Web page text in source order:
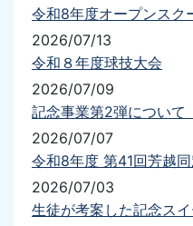
2026/07/13
令和８年度球技大会
2026/07/09
記念事業第2弾について
2026/07/07
2026/07/03
生徒が考案した記念ス